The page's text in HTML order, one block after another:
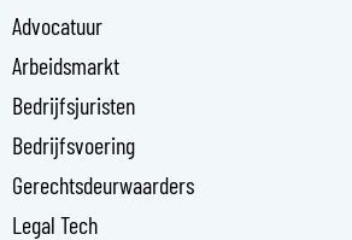
d
i
n
-
i
n
Advocatuur
Arbeidsmarkt
Bedrijfsjuristen
Bedrijfsvoering
Gerechtsdeurwaarders
Legal Tech